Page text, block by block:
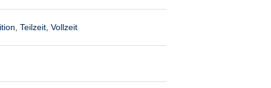
Teilzeit, Vollzeit